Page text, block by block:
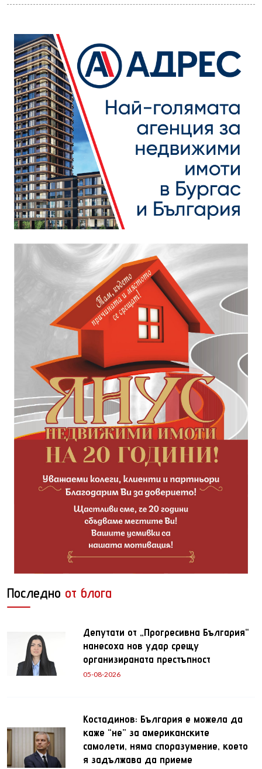
Последно от блога
Депутати от „Прогресивна България“
нанесоха нов удар срещу
организираната престъпност
05-08-2026
Костадинов: България е можела да
каже “не” за американските
самолети, няма споразумение, което
я задължава да приеме